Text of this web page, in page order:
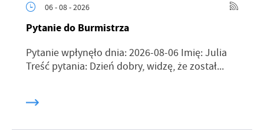
06 - 08 - 2026
Pytanie do Burmistrza
Pytanie wpłynęło dnia: 2026-08-06 Imię: Julia
Treść pytania: Dzień dobry, widzę, że został...